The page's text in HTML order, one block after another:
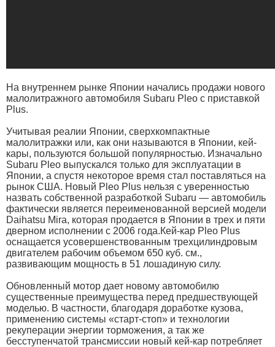
На внутреннем рынке Японии начались продажи нового
малолитражного автомобиля Subaru Pleo с приставкой
Plus.
Учитывая реалии Японии, сверхкомпактные
малолитражки или, как они называются в Японии, кей-
кары, пользуются большой популярностью. Изначально
Subaru Pleo выпускался только для эксплуатации в
Японии, а спустя некоторое время стал поставляться на
рынок США. Новый Pleo Plus нельзя с уверенностью
назвать собственной разработкой Subaru — автомобиль
фактически является переименованной версией модели
Daihatsu Mira, которая продается в Японии в трех и пяти
дверном исполнении с 2006 года.Кей-кар Pleo Plus
оснащается усовершенствованным трехцилиндровым
двигателем рабочим объемом 650 куб. см.,
развивающим мощность в 51 лошадиную силу.
Обновленный мотор дает новому автомобилю
существенные преимущества перед предшествующей
моделью. В частности, благодаря доработке кузова,
применению системы «старт-стоп» и технологии
рекуперации энергии торможения, а так же
бесступенчатой трансмиссии новый кей-кар потребляет